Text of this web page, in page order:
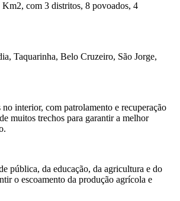
com 3 distritos, 8 povoados, 4
Taquarinha, Belo Cruzeiro, São Jorge,
interior, com patrolamento e recuperação
muitos trechos para garantir a melhor
pública, da educação, da agricultura e do
o escoamento da produção agrícola e